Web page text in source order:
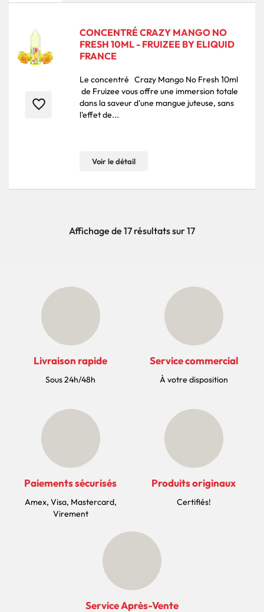
favorite_border
CONCENTRÉ CRAZY MANGO NO
FRESH 10ML - FRUIZEE BY ELIQUID
FRANCE
Le concentré Crazy Mango No Fresh 10ml
de Fruizee vous offre une immersion totale
dans la saveur d'une mangue juteuse, sans
l'effet de...
Voir le détail
Affichage de 17 résultats sur 17
Livraison rapide
Sous 24h/48h
Service commercial
À votre disposition
Paiements sécurisés
Amex, Visa, Mastercard,
Virement
Produits originaux
Certifiés!
Service Après-Vente